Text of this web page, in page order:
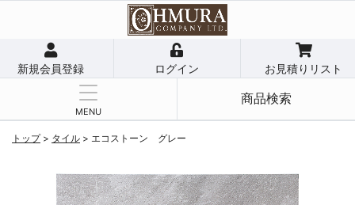
新規会員登録 ログイン お見積りリスト
MENU
商品検索
トップ> タイル > エコストーン グレー